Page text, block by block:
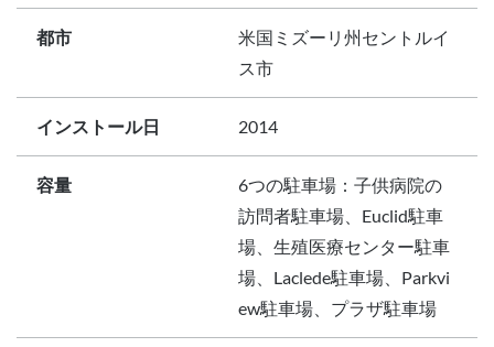
都市
米国ミズーリ州セントルイ
ス市
インストール日 2014
容量
6つの駐車場：子供病院の
訪問者駐車場、Euclid駐車
場、生殖医療センター駐車
場、Laclede駐車場、Parkvi
ew駐車場、プラザ駐車場